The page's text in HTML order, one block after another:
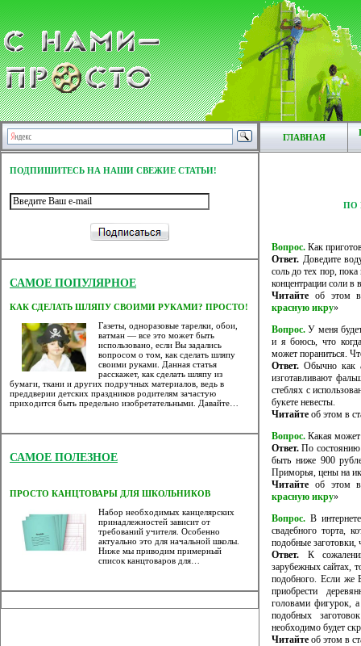
ГЛАВНАЯ
ПОДПИШИТЕСЬ НА НАШИ СВЕЖИЕ СТАТЬИ!
САМОЕ ПОПУЛЯРНОЕ
КАК СДЕЛАТЬ ШЛЯПУ СВОИМИ РУКАМИ? ПРОСТО!
Газеты, одноразовые тарелки, обои,
ватман — все это может быть
использовано, если Вы задались
вопросом о том, как сделать шляпу
своими руками. Данная статья
расскажет, как сделать шляпу из
бумаги, ткани и других подручных материалов, ведь в
преддверии детских праздников родителям зачастую
приходится быть предельно изобретательными. Давайте…
САМОЕ ПОЛЕЗНОЕ
ПРОСТО КАНЦТОВАРЫ ДЛЯ ШКОЛЬНИКОВ
Набор необходимых канцелярских
принадлежностей зависит от
требований учителя. Особенно
актуально это для начальной школы.
Ниже мы приводим примерный
список канцтоваров для…
ПО
Вопрос. Как
Ответ. Доведите
соль до тех пор,
концентрации соли в
Читайте об этом
красную икру»
Вопрос. У меня
и я боюсь, что
может пораниться.
Ответ. Обычно как
изготавливают
стеблях с
букете невесты.
Читайте об этом в
Вопрос. Какая может
Ответ. По состоянию
быть ниже 900
Приморья, цены на
Читайте об этом
красную икру»
Вопрос. В
свадебного торта,
подобные заготовки,
Ответ. К
зарубежных сайтах,
подобного. Если же
приобрести
головами фигурок,
подобных
необходимо будет
Читайте об этом в